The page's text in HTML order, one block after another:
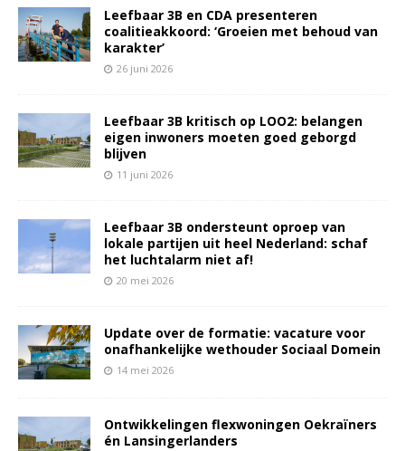
Leefbaar 3B en CDA presenteren
coalitieakkoord: ‘Groeien met behoud van
karakter’
26 juni 2026
Leefbaar 3B kritisch op LOO2: belangen
eigen inwoners moeten goed geborgd
blijven
11 juni 2026
Leefbaar 3B ondersteunt oproep van
lokale partijen uit heel Nederland: schaf
het luchtalarm niet af!
20 mei 2026
Update over de formatie: vacature voor
onafhankelijke wethouder Sociaal Domein
14 mei 2026
Ontwikkelingen flexwoningen Oekraïners
én Lansingerlanders